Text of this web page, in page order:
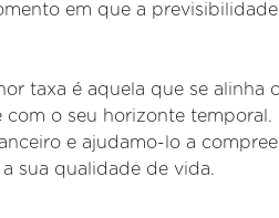
em que a previsibilidade
taxa é aquela que se alinha
o seu horizonte temporal.
e ajudamo-lo a
sua qualidade de vida.